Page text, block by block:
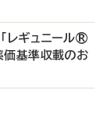
レギュニール®
基準収載のお